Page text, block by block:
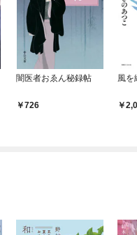
闇医者おゑん秘録帖
726
風を